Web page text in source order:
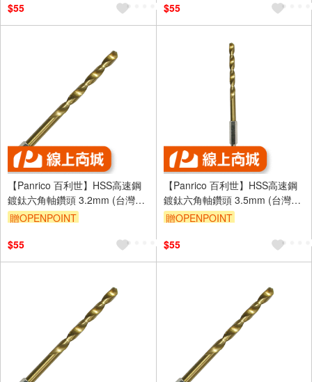
$55
$55
【Panrico 百利世】HSS高速鋼
鍍鈦六角軸鑽頭 3.2mm (台灣製
造)
贈OPENPOINT
$55
【Panrico 百利世】HSS高速鋼
鍍鈦六角軸鑽頭 3.5mm (台灣製
造)
贈OPENPOINT
$55